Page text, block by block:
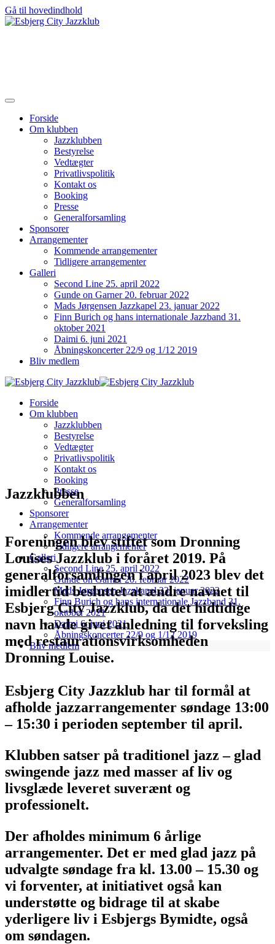
Gå til hovedindhold
Forside
Om klubben
Jazzklubben
Bestyrelse
Vedtægter
Privatlivspolitik
Kontakt os
Booking
Presse
Generalforsamling
Sponsorer
Arrangementer
Kommende arrangementer
Tidligere arrangementer
Galleri
Second Line 25. april 2022
Gunde on Garner 20. februar 2022
Mads Jørgensen Jazzkapel 23. januar 2022
Finn Burich og hans internationale Jazzband 31.
oktober 2021
Daimi 6. juni 2021
Åbningskoncerter 22/9 og 1/12 2019
Bliv medlem
Forside
Om klubben
Jazzklubben
Bestyrelse
Vedtægter
Privatlivspolitik
Kontakt os
Booking
Presse
Generalforsamling
Sponsorer
Arrangementer
Kommende arrangementer
Tidligere arrangementer
Galleri
Second Line 25. april 2022
Gunde on Garner 20. februar 2022
Mads Jørgensen Jazzkapel 23. januar 2022
Finn Burich og hans internationale Jazzband 31.
oktober 2021
Daimi 6. juni 2021
Åbningskoncerter 22/9 og 1/12 2019
Bliv medlem
Jazzklubben
Foreningen blev stiftet som Dronning
Louises Jazzklub i foråret 2019. På
generalforsamlingen i april 2023 blev det
imidlertid besluttet at ændre navnet til
Esbjerg City Jazzklub, da det hidtidige
navn havde givet anledning til forveksling
med restaurationsvirksomheden
Dronning Louise.
Esbjerg City Jazzklub har til formål at
afholde jazzarrangementer søndage 13:00
– 15:30 i perioden september til april.
Klubben satser på traditionel jazz – glad
swingende jazz med masser af liv og
livsglæde leveret suverænt og
professionelt.
Der afholdes minimum 6 årlige
arrangementer. Det er med glad jazz på
udvalgte søndage fra kl. 13.00 – 15.30 og
vi forventer, at initiativet også kan
understøtte og bidrage til at skabe
yderligere liv i Esbjergs Bymidte, også
om søndagen.